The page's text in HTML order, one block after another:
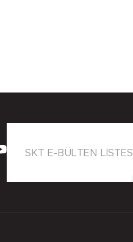
SKT E-BÜLTEN LİSTESİ